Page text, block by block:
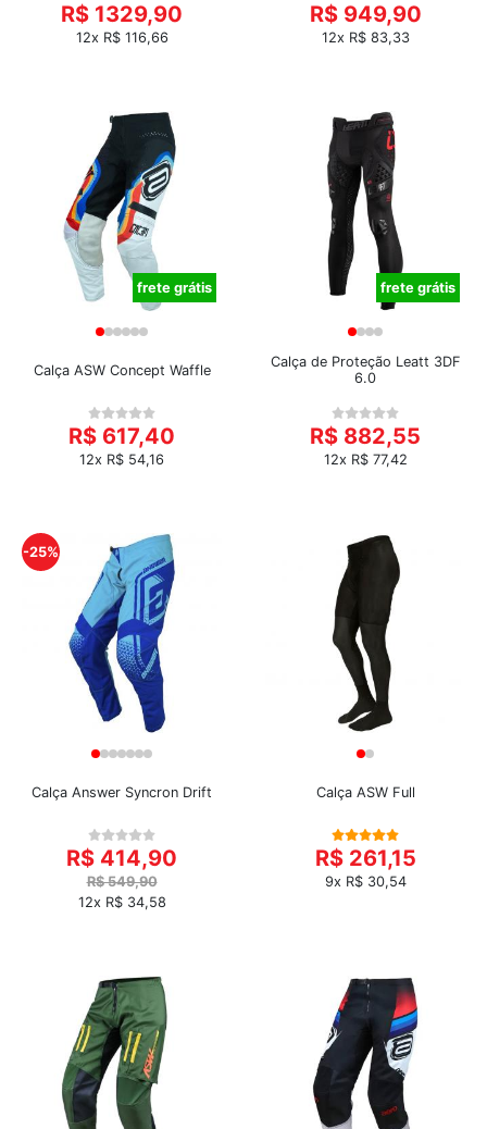
R$ 1329,90
12x R$ 116,66
R$ 949,90
12x R$ 83,33
frete grátis
Calça ASW Concept Waffle
R$ 617,40
12x R$ 54,16
frete grátis
Calça de Proteção Leatt 3DF
6.0
R$ 882,55
12x R$ 77,42
-25%
Calça Answer Syncron Drift
R$ 414,90
R$ 549,90
12x R$ 34,58
Calça ASW Full
R$ 261,15
9x R$ 30,54